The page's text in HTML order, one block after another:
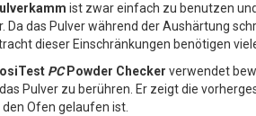
ist zwar einfach zu benutzen
Da das Pulver während der Aushärtung
dieser Einschränkungen benötigen
PCPowder Checker verwendet
Pulver zu berühren. Er zeigt die
den Ofen gelaufen ist.